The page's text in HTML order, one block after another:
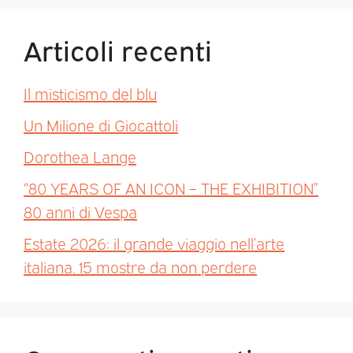
Articoli recenti
Il misticismo del blu
Un Milione di Giocattoli
Dorothea Lange
“80 YEARS OF AN ICON – THE EXHIBITION”
80 anni di Vespa
Estate 2026: il grande viaggio nell’arte
italiana. 15 mostre da non perdere